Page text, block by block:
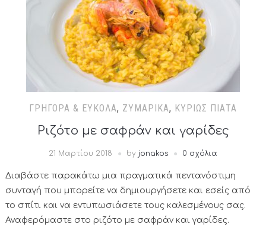
ΓΡΉΓΟΡΑ & ΕΎΚΟΛΑ, ΖΥΜΑΡΙΚΆ, ΚΥΡΊΩΣ ΠΙΆΤΑ
Ριζότο με σαφράν και γαρίδες
21 Μαρτίου 2018 by jonakos 0 σχόλια
Διαβάστε παρακάτω μια πραγματικά πεντανόστιμη
συνταγή που μπορείτε να δημιουργήσετε και εσείς από
το σπίτι και να εντυπωσιάσετε τους καλεσμένους σας.
Αναφερόμαστε στο ριζότο με σαφράν και γαρίδες.